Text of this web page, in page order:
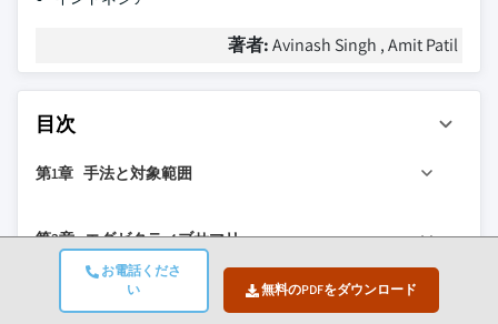
お電話くださ
い
無料のPDFをダウンロード
著者:Avinash Singh , Amit Patil
目次
第1章 手法と対象範囲
1.2 調査設計
1.2.1 調査アプローチ
1.2.2 データ収集方法
第2章 エグゼクティブサマリー
2.1 産業360°概要
2.2 主要市場トレンド